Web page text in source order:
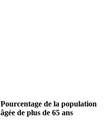
Pourcentage de la population
âgée de plus de 65 ans